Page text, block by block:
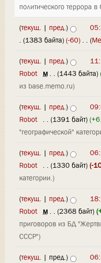
политического террора
(текущ. | пред.)
. (1383 байта) (-60) . . (
(текущ. | пред.)
Robot ‎м . . (1443 байта)
из base.memo.ru)
(текущ. | пред.)
Robot . . (1391 байт)
"географической"
(текущ. | пред.)
Robot . . (1330 байт) (-
категории.)
(текущ. | пред.)
Robot ‎м . . (2368 байт)
приговоров из БД
СССР")
(текущ. | пред.)